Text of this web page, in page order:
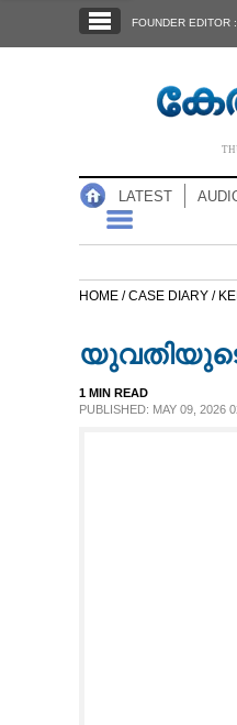
NOTIFIED NEWS
FOUNDER EDITOR
LATEST
HOME /CASE DIARY /
1 MIN READ
PUBLISHED: MAY 09, 2026